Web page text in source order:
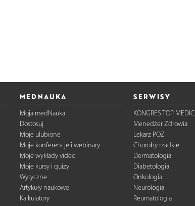
MEDNAUKA
Moja medNauka
Dostosuj
Moje ulubione
Moje konferencje i webinary
Moje wykłady video
Moje kursy i quizy
Wytyczne
Artykuły naukowe
Kalkulatory
SERWISY
KONGRES TOP
Menedżer Zdrowia
Lekarz POZ
Choroby rzadkie
Dermatologia
Diabetologia
Onkologia
Neurologia
Reumatologia